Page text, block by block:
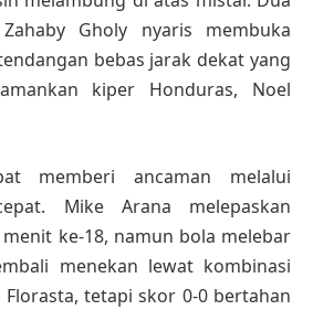
Gholy nyaris membuka
bebas jarak dekat yang
kiper Honduras, Noel
memberi ancaman melalui
Mike Arana melepaskan
ke-18, namun bola melebar
menekan lewat kombinasi
Florasta, tetapi skor 0-0 bertahan